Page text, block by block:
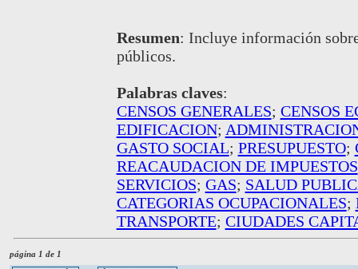
Resumen: Incluye información
públicos.
Palabras claves:
CENSOS GENERALES; CENSOS
EDIFICACION;
GASTO SOCIAL; PRESUPUESTO;
REACAUDACION DE IMPUESTOS
SERVICIOS; GAS; SALUD
CATEGORIAS OCUPACIONALES;
TRANSPORTE; CIUDADES
página 1 de 1